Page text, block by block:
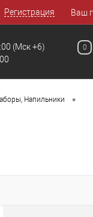
Регистрация Ваш
(Мск +6) 0
Напильники •